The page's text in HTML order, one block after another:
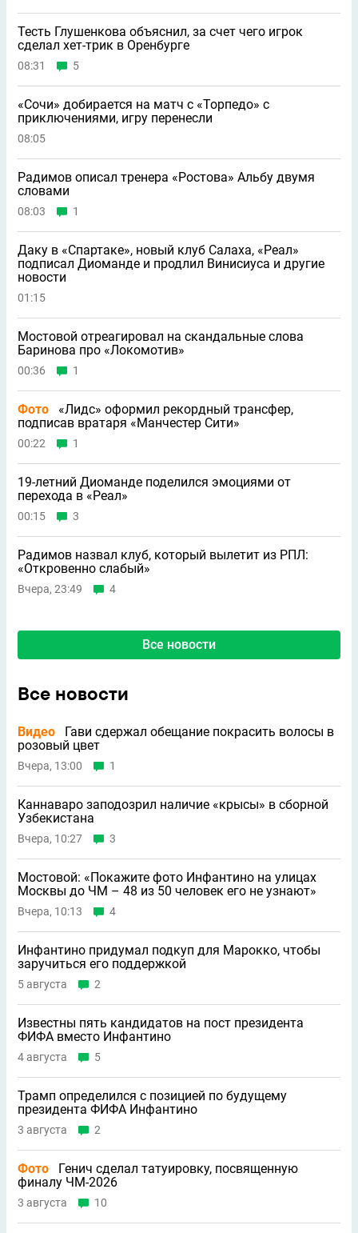
Тесть Глушенкова объяснил, за счет чего игрок
сделал хет-трик в Оренбурге
08:31 5
«Сочи» добирается на матч с «Торпедо» с
приключениями, игру перенесли
08:05
Радимов описал тренера «Ростова» Альбу двумя
словами
08:03 1
Даку в «Спартаке», новый клуб Салаха, «Реал»
подписал Диоманде и продлил Винисиуса и другие
новости
01:15
Мостовой отреагировал на скандальные слова
Баринова про «Локомотив»
00:36 1
Фото
«Лидс» оформил рекордный трансфер,
подписав вратаря «Манчестер Сити»
00:22 1
19-летний Диоманде поделился эмоциями от
перехода в «Реал»
00:15 3
Радимов назвал клуб, который вылетит из РПЛ:
«Откровенно слабый»
Вчера, 23:49 4
Все новости
Все новости
Видео
Гави сдержал обещание покрасить волосы в
розовый цвет
Вчера, 13:00 1
Каннаваро заподозрил наличие «крысы» в сборной
Узбекистана
Вчера, 10:27 3
Мостовой: «Покажите фото Инфантино на улицах
Москвы до ЧМ – 48 из 50 человек его не узнают»
Вчера, 10:13 4
Инфантино придумал подкуп для Марокко, чтобы
заручиться его поддержкой
5 августа 2
Известны пять кандидатов на пост президента
ФИФА вместо Инфантино
4 августа 5
Трамп определился с позицией по будущему
президента ФИФА Инфантино
3 августа 2
Фото
Генич сделал татуировку, посвященную
финалу ЧМ-2026
3 августа 10